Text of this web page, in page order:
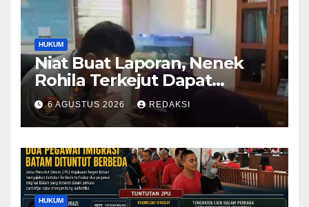
HUKUM
Niat Buat Laporan, Nenek
Rohila Terkejut Dapat
Bantuan dari Kabid Propam
Kombes Pol Eddwi
6 AGUSTUS 2026 REDAKSI
HUKUM